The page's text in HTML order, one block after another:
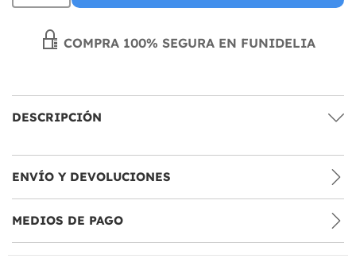
COMPRA 100% SEGURA EN FUNIDELIA
DESCRIPCIÓN
ENVÍO Y DEVOLUCIONES
MEDIOS DE PAGO